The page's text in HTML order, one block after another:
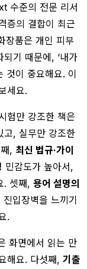
수준의 전문 리서
증의 결합이 최근
장품은 개인 피부
기 때문에, ‘내가
것이 중요해요. 이
세요.
험만 강조한 책은
고, 실무만 강조한
, 최신 법규·가이
민감도가 높아서,
. 셋째, 용어 설명의
입장벽을 느끼기
.
화면에서 읽는 만
해요. 다섯째, 기출